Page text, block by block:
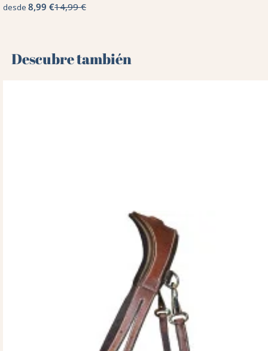
desde 8,99 €14,99 €
Descubre también 🌻